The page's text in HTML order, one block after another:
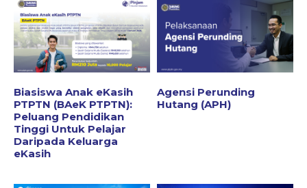
Biasiswa Anak eKasih
PTPTN (BAeK PTPTN):
Peluang Pendidikan
Tinggi Untuk Pelajar
Daripada Keluarga
eKasih
Agensi Perunding
Hutang (APH)